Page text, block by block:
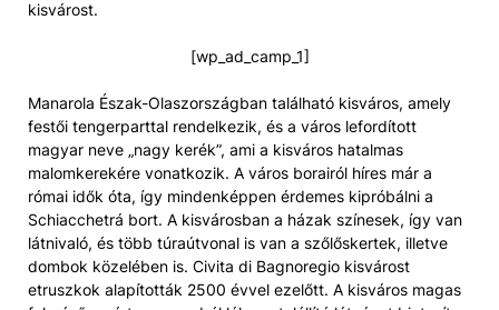
kisvárost.
[wp_ad_camp_1]
Manarola Észak-Olaszországban található kisváros, amely
festői tengerparttal rendelkezik, és a város lefordított
magyar neve „nagy kerék”, ami a kisváros hatalmas
malomkerekére vonatkozik. A város borairól híres már a
római idők óta, így mindenképpen érdemes kipróbálni a
Schiacchetrá bort. A kisvárosban a házak színesek, így van
látnivaló, és több túraútvonal is van a szőlőskertek, illetve
dombok közelében is. Civita di Bagnoregio kisvárost
etruszkok alapították 2500 évvel ezelőtt. A kisváros magas